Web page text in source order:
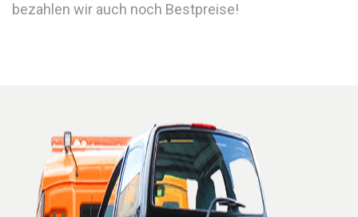
bezahlen wir auch noch Bestpreise!